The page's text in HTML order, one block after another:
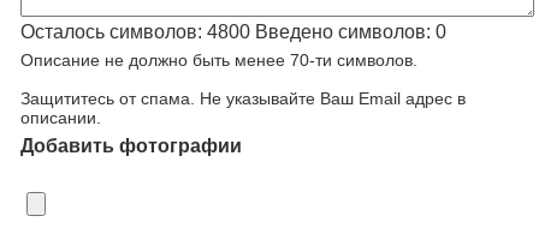
Осталось символов: 4800 Введено символов: 0
Описание не должно быть менее 70-ти символов.
Защититесь от спама. Не указывайте Ваш Email адрес в
описании.
Добавить фотографии